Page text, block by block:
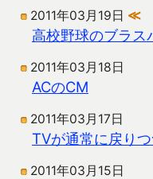
2011年03月19日 ≪
高校野球のブラス
2011年03月18日
ACのCM
2011年03月17日
TVが通常に戻り
2011年03月15日